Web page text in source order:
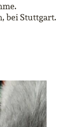
bei Stuttgart.